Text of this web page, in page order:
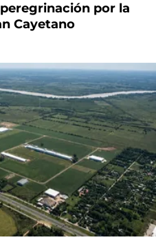
por la
Cayetano